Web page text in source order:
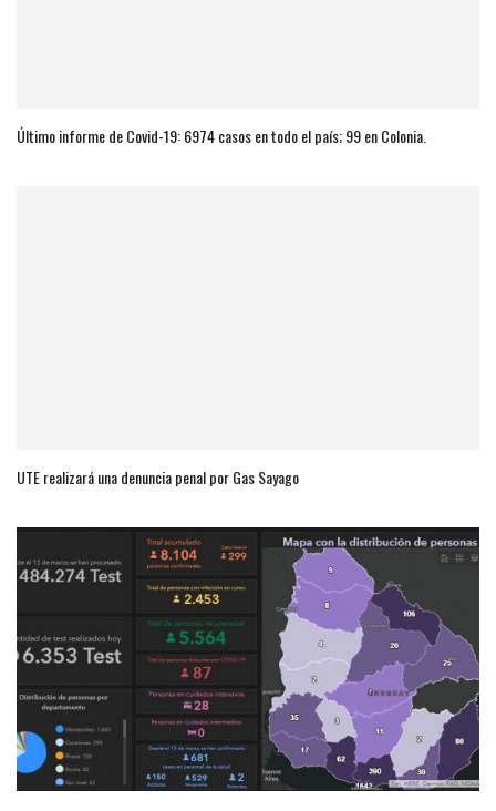
Último informe de Covid-19: 6974 casos en todo el país; 99 en Colonia.
UTE realizará una denuncia penal por Gas Sayago